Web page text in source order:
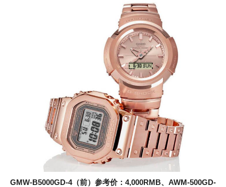
GMW-B5000GD-4（前）参考价：4,000RMB、AWM-500GD-